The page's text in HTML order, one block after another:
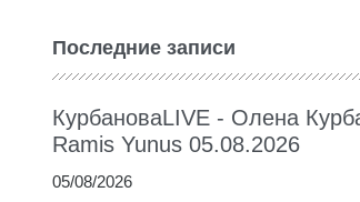
Последние записи
КурбановаLIVE - Олена
Ramis Yunus 05.08.2026
05/08/2026